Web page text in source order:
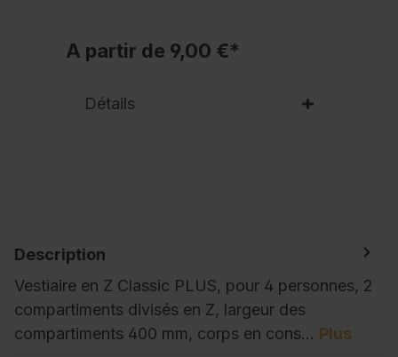
A partir de 9,00 €*
Détails
Description
Vestiaire en Z Classic PLUS, pour 4 personnes, 2
compartiments divisés en Z, largeur des
compartiments 400 mm, corps en cons… Plus